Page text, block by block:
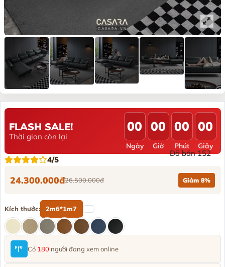
FLASH SALE!
Thời gian còn lại
00
Ngày
00
Giờ
00
Phút
00
Giây
4/5
24.300.000đ26.500.000đ Giảm 8%
Đã bán 152
Kích thước: 2m6*1m7
Có 180 người đang xem online